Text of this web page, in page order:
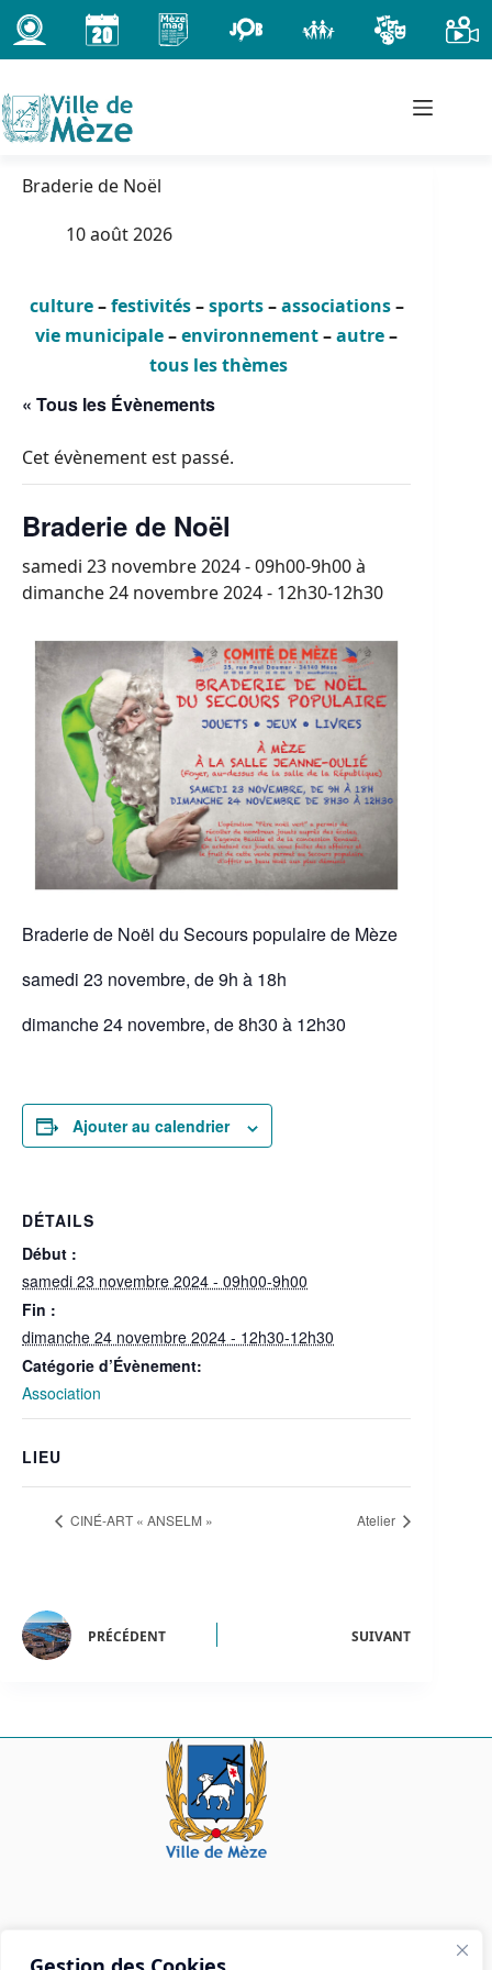
Passer
au
contenu
Braderie de Noël
10 août 2026
culture–festivités–sports–associations–
vie municipale–environnement–autre–
tous les thèmes
« Tous les Évènements
Cet évènement est passé.
Braderie de Noël
samedi 23 novembre 2024 - 09h00-9h00à
dimanche 24 novembre 2024 - 12h30-12h30
Braderie de Noël du Secours populaire de Mèze
samedi 23 novembre, de 9h à 18h
dimanche 24 novembre, de 8h30 à 12h30
Ajouter au calendrier
DÉTAILS
Début :
samedi 23 novembre 2024 - 09h00-9h00
Fin :
dimanche 24 novembre 2024 - 12h30-12h30
Catégorie d’Évènement:
Association
LIEU
CINÉ-ART « ANSELM » Atelier
PRÉCÉDENT SUIVANT
Mairie de Mèze